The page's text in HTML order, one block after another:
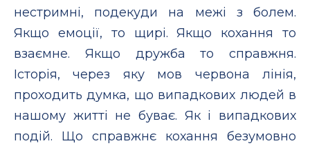
нестримні, подекуди на межі з болем.
Якщо емоції, то щирі. Якщо кохання то
взаємне. Якщо дружба то справжня.
Історія, через яку мов червона лінія,
проходить думка, що випадкових людей в
нашому житті не буває. Як і випадкових
подій. Що справжнє кохання безумовно